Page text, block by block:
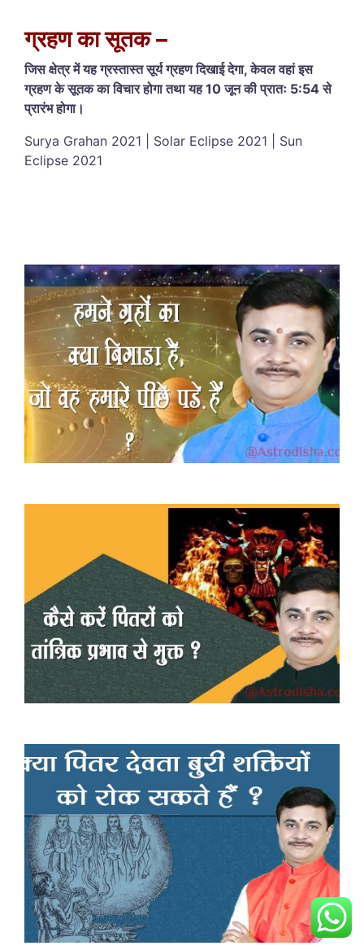
ग्रहण का सूतक –
जिस क्षेत्र में यह ग्रस्तास्त सूर्य ग्रहण दिखाई देगा, केवल वहां इस
ग्रहण के सूतक का विचार होगा तथा यह 10 जून की प्रातः 5:54 से
प्रारंभ होगा।
Surya Grahan 2021 | Solar Eclipse 2021 | Sun
Eclipse 2021